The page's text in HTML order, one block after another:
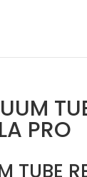
PRO
TUBE